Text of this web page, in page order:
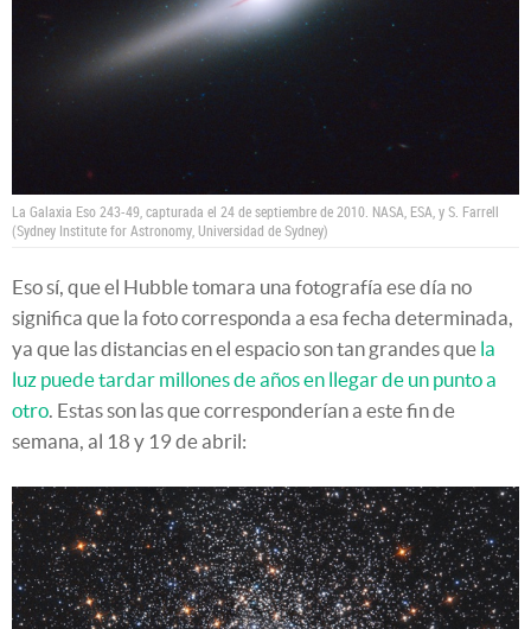
La Galaxia Eso 243-49, capturada el 24 de septiembre de 2010. NASA, ESA, y S. Farrell
(Sydney Institute for Astronomy, Universidad de Sydney)
Eso sí, que el Hubble tomara una fotografía ese día no
significa que la foto corresponda a esa fecha determinada,
ya que las distancias en el espacio son tan grandes que la
luz puede tardar millones de años en llegar de un punto a
otro. Estas son las que corresponderían a este fin de
semana, al 18 y 19 de abril: